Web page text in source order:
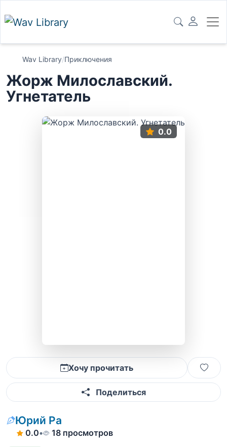
Wav Library/Приключения
Жорж Милославский.
Угнетатель
0.0
Хочу прочитать
Поделиться
Юрий Ра
0.0• 18 просмотров